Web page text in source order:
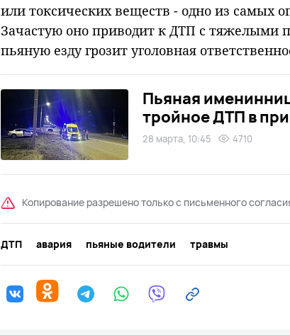
или токсических веществ - одно из самых
Зачастую оно приводит к ДТП с тяжелыми
пьяную езду грозит уголовная
Пьяная
тройное ДТП в
28 марта, 10:45 4710
Копирование разрешено только с письменного
ДТП авария пьяные водители травмы